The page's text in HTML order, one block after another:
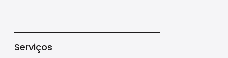
Serviços